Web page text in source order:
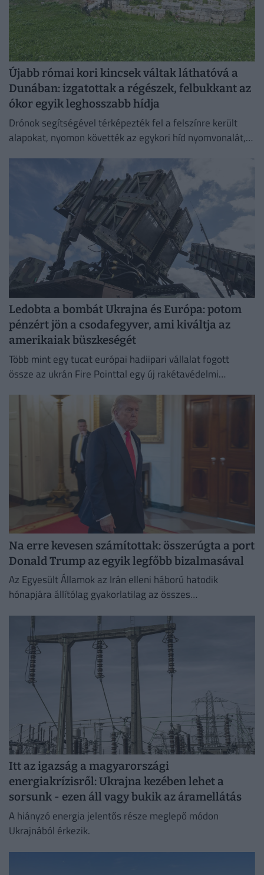
Újabb római kori kincsek váltak láthatóvá a
Dunában: izgatottak a régészek, felbukkant az
ókor egyik leghosszabb hídja
Drónok segítségével térképezték fel a felszínre került
alapokat, nyomon követték az egykori híd nyomvonalát,
Ledobta a bombát Ukrajna és Európa: potom
pénzért jön a csodafegyver, ami kiváltja az
amerikaiak büszkeségét
Több mint egy tucat európai hadiipari vállalat fogott
össze az ukrán Fire Pointtal egy új rakétavédelmi
Na erre kevesen számítottak: összerúgta a port
Donald Trump az egyik legfőbb bizalmasával
Az Egyesült Államok az Irán elleni háború hatodik
hónapjára állítólag gyakorlatilag az összes
Itt az igazság a magyarországi
energiakrízisről: Ukrajna kezében lehet a
sorsunk - ezen áll vagy bukik az áramellátás
A hiányzó energia jelentős része meglepő módon
Ukrajnából érkezik.